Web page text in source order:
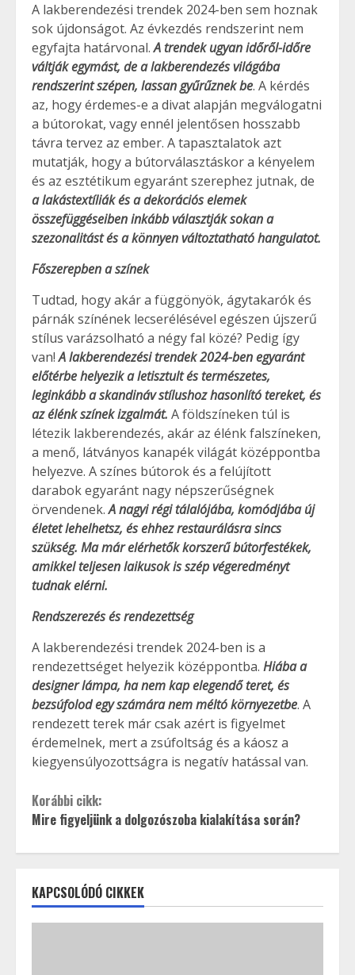
A lakberendezési trendek 2024-ben sem hoznak
sok újdonságot. Az évkezdés rendszerint nem
egyfajta határvonal.A trendek ugyan időről-időre
váltják egymást, de a lakberendezés világába
rendszerint szépen, lassan gyűrűznek be. A kérdés
az, hogy érdemes-e a divat alapján megválogatni
a bútorokat, vagy ennél jelentősen hosszabb
távra tervez az ember. A tapasztalatok azt
mutatják, hogy a bútorválasztáskor a kényelem
és az esztétikum egyaránt szerephez jutnak, de
a lakástextíliák és a dekorációs elemek
összefüggéseiben inkább választják sokan a
szezonalitást és a könnyen változtatható hangulatot.
Főszerepben a színek
Tudtad, hogy akár a függönyök, ágytakarók és
párnák színének lecserélésével egészen újszerű
stílus varázsolható a négy fal közé? Pedig így
van!A lakberendezési trendek 2024-ben egyaránt
előtérbe helyezik a letisztult és természetes,
leginkább a skandináv stílushoz hasonlító tereket, és
az élénk színek izgalmát. A földszíneken túl is
létezik lakberendezés, akár az élénk falszíneken,
a menő, látványos kanapék világát középpontba
helyezve. A színes bútorok és a felújított
darabok egyaránt nagy népszerűségnek
örvendenek.A nagyi régi tálalójába, komódjába új
életet lehelhetsz, és ehhez restaurálásra sincs
szükség. Ma már elérhetők korszerű bútorfestékek,
amikkel teljesen laikusok is szép végeredményt
tudnak elérni.
Rendszerezés és rendezettség
A lakberendezési trendek 2024-ben is a
rendezettséget helyezik középpontba. Hiába a
designer lámpa, ha nem kap elegendő teret, és
bezsúfolod egy számára nem méltó környezetbe. A
rendezett terek már csak azért is figyelmet
érdemelnek, mert a zsúfoltság és a káosz a
kiegyensúlyozottságra is negatív hatással van.
Korábbi cikk:
Mire figyeljünk a dolgozószoba kialakítása során?
KAPCSOLÓDÓ CIKKEK